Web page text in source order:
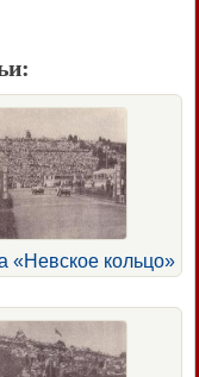
«Невское кольцо»